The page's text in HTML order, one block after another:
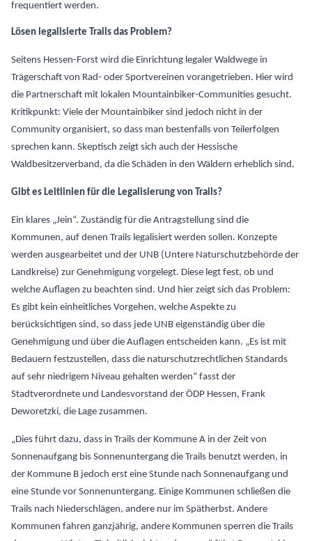
frequentiert werden.
Lösen legalisierte Trails das Problem?
Seitens Hessen-Forst wird die Einrichtung legaler Waldwege in
Trägerschaft von Rad- oder Sportvereinen vorangetrieben. Hier wird
die Partnerschaft mit lokalen Mountainbiker-Communities gesucht.
Kritikpunkt: Viele der Mountainbiker sind jedoch nicht in der
Community organisiert, so dass man bestenfalls von Teilerfolgen
sprechen kann. Skeptisch zeigt sich auch der Hessische
Waldbesitzerverband, da die Schäden in den Wäldern erheblich sind.
Gibt es Leitlinien für die Legalisierung von Trails?
Ein klares „Jein“. Zuständig für die Antragstellung sind die
Kommunen, auf denen Trails legalisiert werden sollen. Konzepte
werden ausgearbeitet und der UNB (Untere Naturschutzbehörde der
Landkreise) zur Genehmigung vorgelegt. Diese legt fest, ob und
welche Auflagen zu beachten sind. Und hier zeigt sich das Problem:
Es gibt kein einheitliches Vorgehen, welche Aspekte zu
berücksichtigen sind, so dass jede UNB eigenständig über die
Genehmigung und über die Auflagen entscheiden kann. „Es ist mit
Bedauern festzustellen, dass die naturschutzrechtlichen Standards
auf sehr niedrigem Niveau gehalten werden“ fasst der
Stadtverordnete und Landesvorstand der ÖDP Hessen, Frank
Deworetzki, die Lage zusammen.
„Dies führt dazu, dass in Trails der Kommune A in der Zeit von
Sonnenaufgang bis Sonnenuntergang die Trails benutzt werden, in
der Kommune B jedoch erst eine Stunde nach Sonnenaufgang und
eine Stunde vor Sonnenuntergang. Einige Kommunen schließen die
Trails nach Niederschlägen, andere nur im Spätherbst. Andere
Kommunen fahren ganzjährig, andere Kommunen sperren die Trails